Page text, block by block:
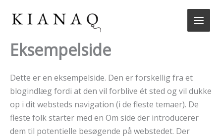
Eksempelside
Dette er en eksempelside. Den er forskellig fra et
blogindlæg fordi at den vil forblive ét sted og vil dukke
op i dit websteds navigation (i de fleste temaer). De
fleste folk starter med en Om side der introducerer
dem til potentielle besøgende på webstedet. Der